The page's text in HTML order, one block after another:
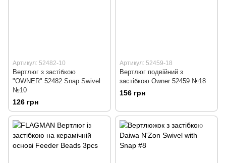
Артикул: 52482-10
Вертлюг з застібкою
"OWNER" 52482 Snap Swivel
№10
126 грн
Артикул: 52459-18
Вертлюг подвійний з
застібкою Owner 52459 №18
156 грн